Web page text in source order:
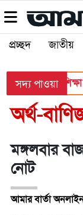
প্রচ্ছদ জাতীয়
সদ্য পাওয়া
সব পরীক্ষায়: শিক্ষা
অর্থ-
মঙ্গলবার
নোট
আমার বার্তা